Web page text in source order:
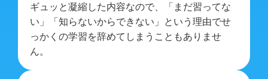
ギュッと凝縮した内容なので、「まだ習ってな
い」「知らないからできない」という理由でせ
っかくの学習を辞めてしまうこともありませ
ん。